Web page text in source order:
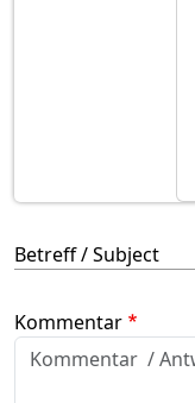
Betreff / Subject
Kommentar